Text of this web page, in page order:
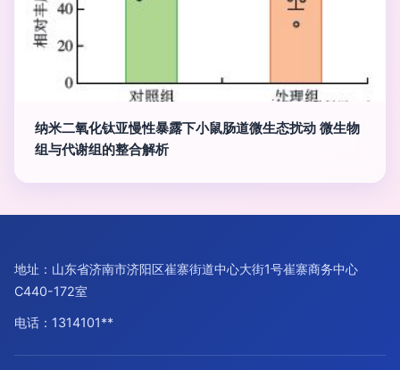
纳米二氧化钛亚慢性暴露下小鼠肠道微生态扰动 微生物
组与代谢组的整合解析
地址：山东省济南市济阳区崔寨街道中心大街1号崔寨商务中心
C440-172室
电话：1314101**